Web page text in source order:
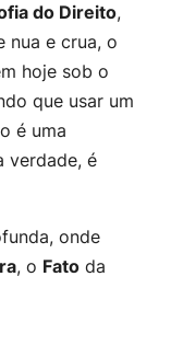
do Direito,
nua e crua, o
hoje sob o
que usar um
é uma
verdade, é
onde
, o Fato da